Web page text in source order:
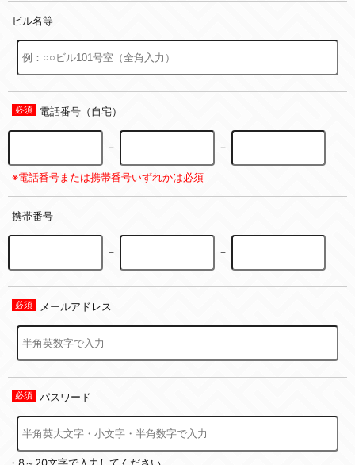
ビル名等
電話番号（自宅）
－ －
※電話番号または携帯番号いずれかは必須
携帯番号
－ －
メールアドレス
パスワード
・8～20文字で入力してください。